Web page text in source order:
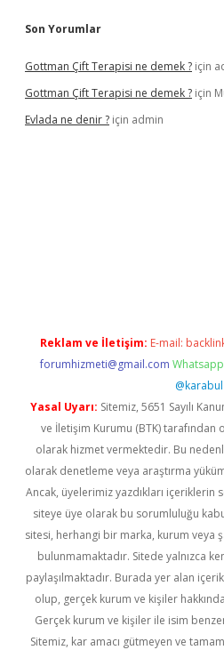
Son Yorumlar
Gottman Çift Terapisi ne demek ? için
Gottman Çift Terapisi ne demek ? için
Evlada ne denir ? için admin
Reklam ve İletişim: E-mail:
forumhizmeti@gmail.com
@karabul
Yasal Uyarı: Sitemiz, 5651 Sayılı
ve İletişim Kurumu (BTK) tarafından
olarak hizmet vermektedir. Bu
olarak denetleme veya araştırma
Ancak, üyelerimiz yazdıkları içeriklerin
siteye üye olarak bu sorumluluğu
sitesi, herhangi bir marka, kurum veya
bulunmamaktadır. Sitede yalnızca
paylaşılmaktadır. Burada yer alan
olup, gerçek kurum ve kişiler
Gerçek kurum ve kişiler ile isim
Sitemiz, kar amacı gütmeyen ve